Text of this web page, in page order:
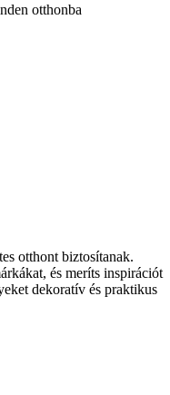
otthonba
otthont biztosítanak.
és meríts inspirációt
dekoratív és praktikus